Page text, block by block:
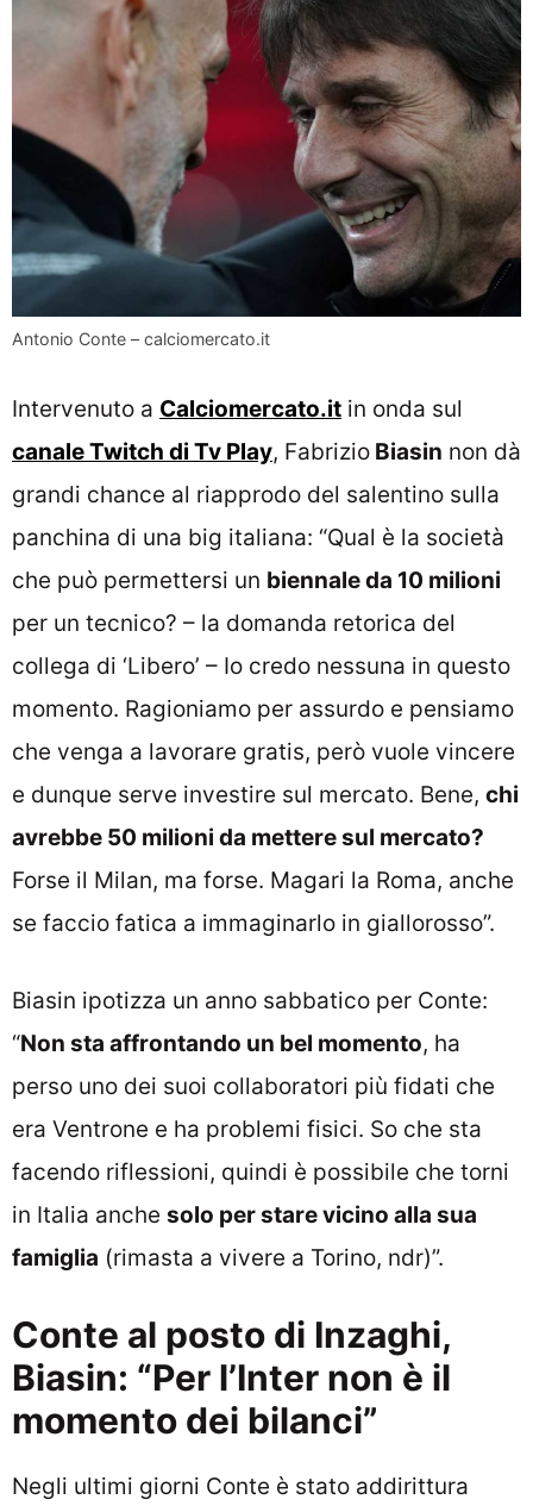
Antonio Conte – calciomercato.it
Intervenuto a Calciomercato.it in onda sul
canale Twitch di Tv Play, Fabrizio Biasin non dà
grandi chance al riapprodo del salentino sulla
panchina di una big italiana: “Qual è la società
che può permettersi un biennale da 10 milioni
per un tecnico? – la domanda retorica del
collega di ‘Libero’ – Io credo nessuna in questo
momento. Ragioniamo per assurdo e pensiamo
che venga a lavorare gratis, però vuole vincere
e dunque serve investire sul mercato. Bene, chi
avrebbe 50 milioni da mettere sul mercato?
Forse il Milan, ma forse. Magari la Roma, anche
se faccio fatica a immaginarlo in giallorosso”.
Biasin ipotizza un anno sabbatico per Conte:
“Non sta affrontando un bel momento, ha
perso uno dei suoi collaboratori più fidati che
era Ventrone e ha problemi fisici. So che sta
facendo riflessioni, quindi è possibile che torni
in Italia anche solo per stare vicino alla sua
famiglia (rimasta a vivere a Torino, ndr)”.
Conte al posto di Inzaghi,
Biasin: “Per l’Inter non è il
momento dei bilanci”
Negli ultimi giorni Conte è stato addirittura